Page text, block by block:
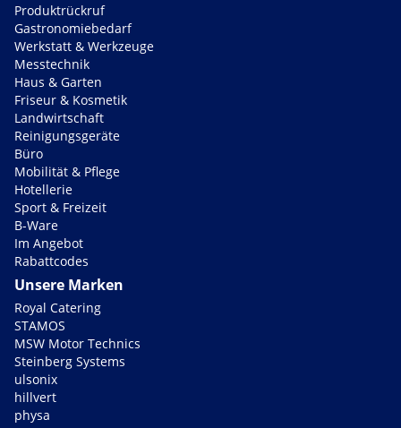
Produktrückruf
Gastronomiebedarf
Werkstatt & Werkzeuge
Messtechnik
Haus & Garten
Friseur & Kosmetik
Landwirtschaft
Reinigungsgeräte
Büro
Mobilität & Pflege
Hotellerie
Sport & Freizeit
B-Ware
Im Angebot
Rabattcodes
Unsere Marken
Royal Catering
STAMOS
MSW Motor Technics
Steinberg Systems
ulsonix
hillvert
physa